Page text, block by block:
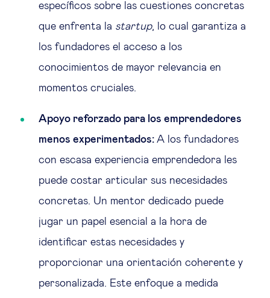
específicos sobre las cuestiones concretas
que enfrenta la startup, lo cual garantiza a
los fundadores el acceso a los
conocimientos de mayor relevancia en
momentos cruciales.
Apoyo reforzado para los emprendedores
menos experimentados: A los fundadores
con escasa experiencia emprendedora les
puede costar articular sus necesidades
concretas. Un mentor dedicado puede
jugar un papel esencial a la hora de
identificar estas necesidades y
proporcionar una orientación coherente y
personalizada. Este enfoque a medida